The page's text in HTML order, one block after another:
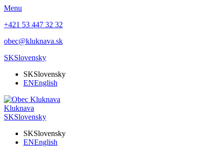
Menu
+421 53 447 32 32
obec@kluknava.sk
SKSlovensky
SKSlovensky
ENEnglish
Kluknava
SKSlovensky
SKSlovensky
ENEnglish